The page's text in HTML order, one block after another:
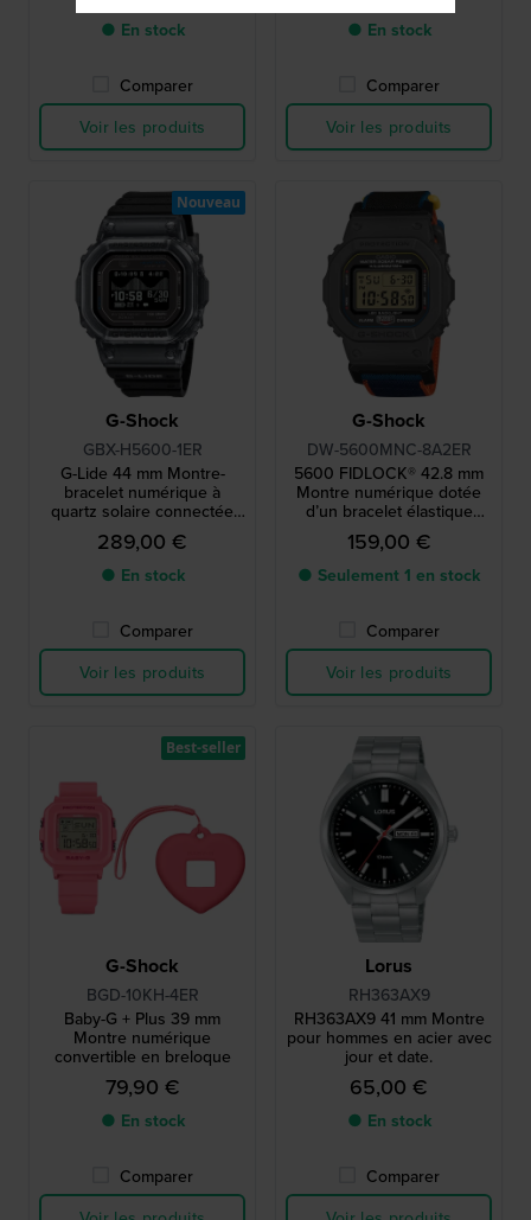
● En stock
Comparer
Voir les produits
● En stock
Comparer
Voir les produits
G-Shock
GBX-H5600-1ER
G-Lide 44 mm Montre-
bracelet numérique à
quartz solaire connectée
via Bluetooth avec
affichage MIP
289,00 €
● En stock
Comparer
Voir les produits
Nouveau
G-Shock
DW-5600MNC-8A2ER
5600 FIDLOCK® 42.8 mm
Montre numérique dotée
d’un bracelet élastique
confortable et d’un fermoir
magnétique FIDLOCK®.
159,00 €
● Seulement 1 en stock
Comparer
Voir les produits
G-Shock
BGD-10KH-4ER
Baby-G + Plus 39 mm
Montre numérique
convertible en breloque
79,90 €
● En stock
Comparer
Best-seller
Lorus
RH363AX9
RH363AX9 41 mm Montre
pour hommes en acier avec
jour et date.
65,00 €
● En stock
Comparer